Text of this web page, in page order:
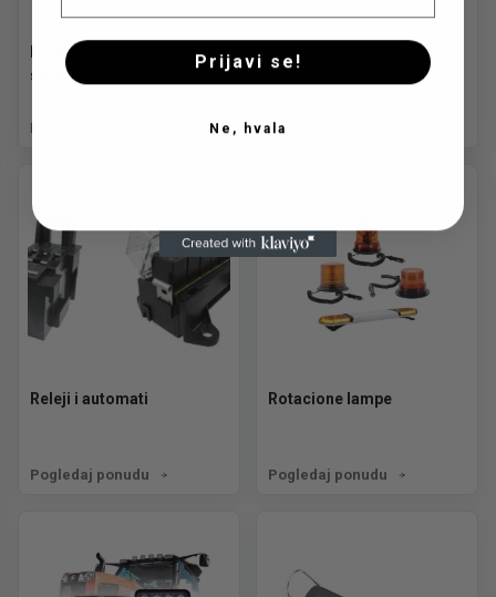
Pomoćni točkići i potporne
stope
Pogledaj ponudu
Prekidači
Pogledaj ponudu
Releji i automati
Pogledaj ponudu
Rotacione lampe
Pogledaj ponudu
Prijavi se!
Ne, hvala